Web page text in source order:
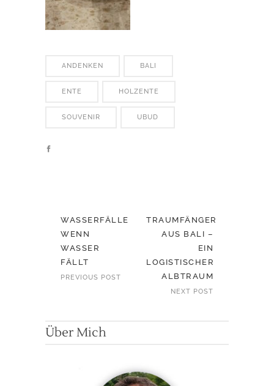
ANDENKEN BALI
ENTE HOLZENTE
SOUVENIR UBUD
WASSERFÄLLE
WENN
WASSER
FÄLLT
PREVIOUS POST
TRAUMFÄNGER
AUS BALI –
EIN
LOGISTISCHER
ALBTRAUM
NEXT POST
Über Mich